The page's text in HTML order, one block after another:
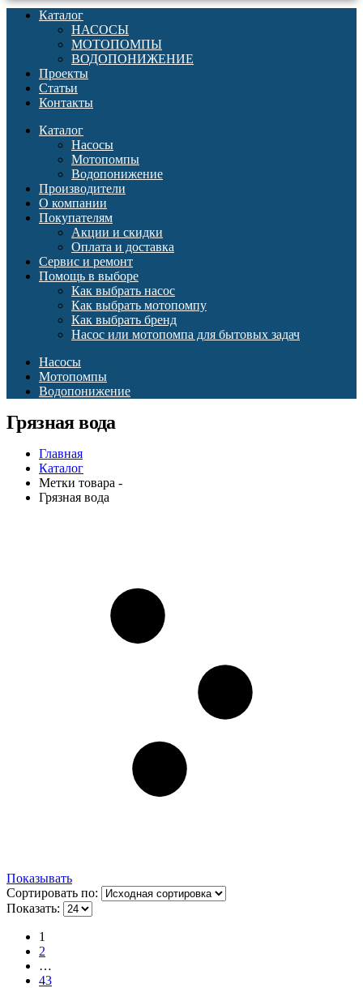
Каталог
НАСОСЫ
МОТОПОМПЫ
ВОДОПОНИЖЕНИЕ
Проекты
Статьи
Контакты
Каталог
Насосы
Мотопомпы
Водопонижение
Производители
О компании
Покупателям
Акции и скидки
Оплата и доставка
Сервис и ремонт
Помощь в выборе
Как выбрать насос
Как выбрать мотопомпу
Как выбрать бренд
Насос или мотопомпа для бытовых задач
Насосы
Мотопомпы
Водопонижение
Грязная вода
Главная
Каталог
Метки товара -
Грязная вода
Показывать
Сортировать по:
Показать:
1
2
…
43